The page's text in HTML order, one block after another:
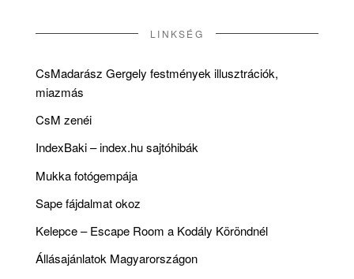
LINKSÉG
CsMadarász Gergely festmények illusztrációk,
miazmás
CsM zenéi
IndexBaki – index.hu sajtóhibák
Mukka fotógempája
Sape fájdalmat okoz
Kelepce – Escape Room a Kodály Köröndnél
Állásajánlatok Magyarországon